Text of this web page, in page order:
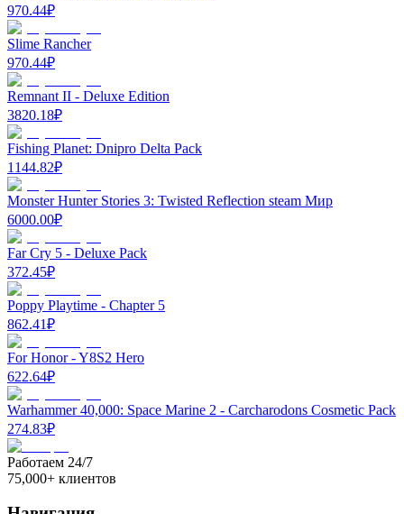
970.44₽
Slime Rancher
970.44₽
Remnant II - Deluxe Edition
3820.18₽
Fishing Planet: Dnipro Delta Pack
1144.82₽
Monster Hunter Stories 3: Twisted Reflection steam Мир
6000.00₽
Far Cry 5 - Deluxe Pack
372.45₽
Poppy Playtime - Chapter 5
862.41₽
For Honor - Y8S2 Hero
622.64₽
Warhammer 40,000: Space Marine 2 - Carcharodons Cosmetic Pack
274.83₽
Работаем 24/7
75,000+ клиентов